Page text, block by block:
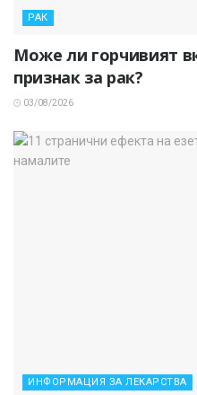
РАК
Може ли горчивият
признак за рак?
03/08/2026
ИНФОРМАЦИЯ ЗА ЛЕКАРСТВА